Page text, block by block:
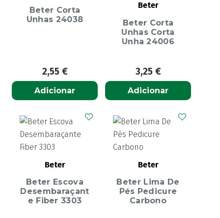
Beter Corta
Unhas 24038
2,55 €
Adicionar
Beter
Beter Corta
Unhas Corta
Unha 24006
3,25 €
Adicionar
Beter
Beter Escova
Desembaraçant
e Fiber 3303
Beter
Beter Lima De
Pés Pedicure
Carbono